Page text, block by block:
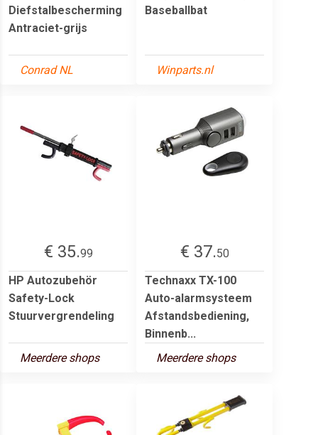
Diefstalbescherming
Antraciet-grijs
Conrad NL
Baseballbat
Winparts.nl
€ 35.99
HP Autozubehör
Safety-Lock
Stuurvergrendeling
Meerdere shops
€ 37.50
Technaxx TX-100
Auto-alarmsysteem
Afstandsbediening,
Binnenb...
Meerdere shops